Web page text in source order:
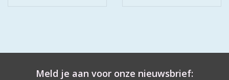
Meld je aan voor onze nieuwsbrief: